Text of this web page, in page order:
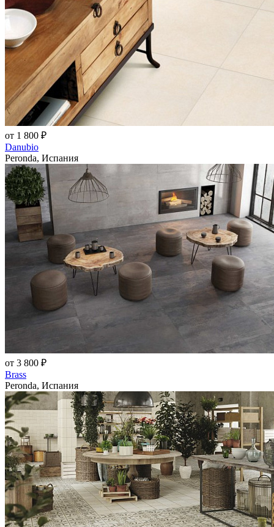
от 1 800 ₽
Danubio
Peronda, Испания
от 3 800 ₽
Brass
Peronda, Испания